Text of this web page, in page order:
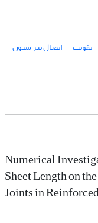
تقویت اتصال تیر ستون
Numerical
Sheet Length on
Joints in